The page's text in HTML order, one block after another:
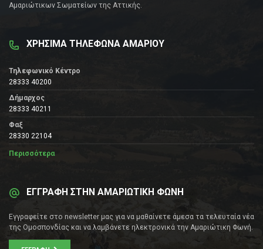
Αμαριώτικων Σωματείων της Αττικής.
ΧΡΗΣΙΜΑ ΤΗΛΕΦΩΝΑ ΑΜΑΡΙΟΥ
Τηλεφωνικό Κέντρο
28333 40200
Δήμαρχος
28333 40211
Φαξ
28330 22104
Περισσότερα
ΕΓΓΡΑΦΗ ΣΤΗΝ ΑΜΑΡΙΩΤΙΚΗ ΦΩΝΗ
Εγγραφείτε στο newsletter μας για να μαθαίνετε άμεσα τα τελευταία νέα
της Ομοσπονδίας και να λαμβάνετε ηλεκτρονικά την Αμαριώτικη Φωνή.